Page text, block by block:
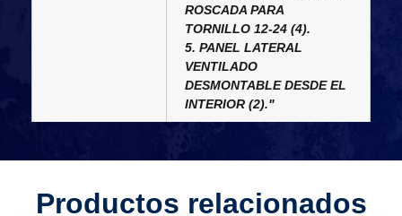
ROSCADA PARA
TORNILLO 12-24 (4).
5. PANEL LATERAL
VENTILADO
DESMONTABLE DESDE EL
INTERIOR (2)."
Productos relacionados